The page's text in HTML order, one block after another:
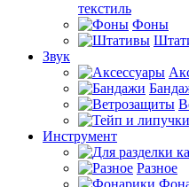
текстиль
Фоны
Звук
Инструмент
Разное